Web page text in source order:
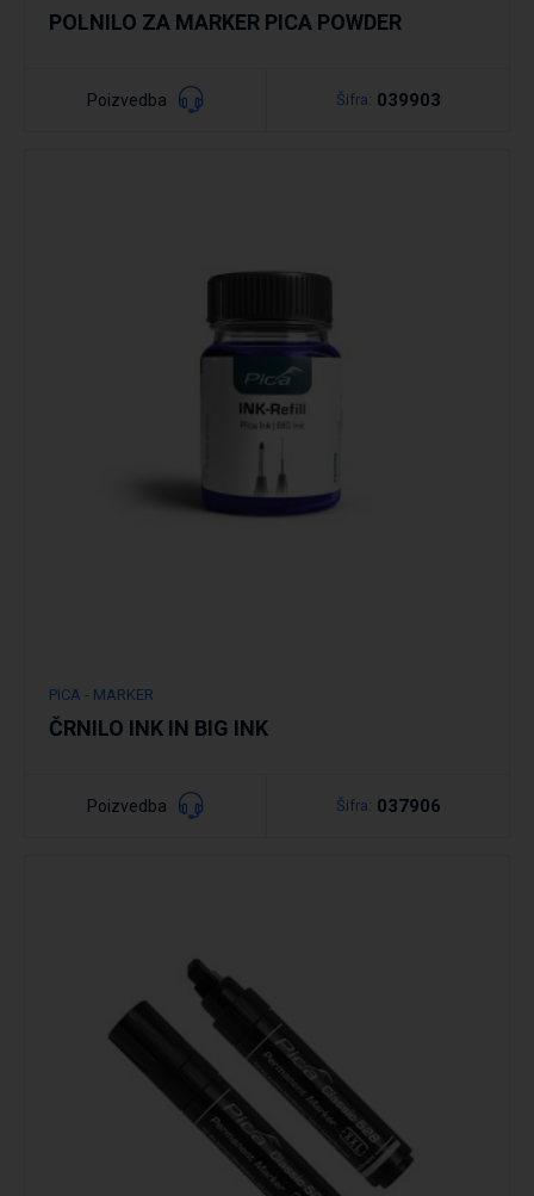
Podrobno
POLNILO ZA MARKER PICA POWDER
Poizvedba Šifra: 039903
Podrobno
PICA - MARKER
ČRNILO INK IN BIG INK
Poizvedba Šifra: 037906